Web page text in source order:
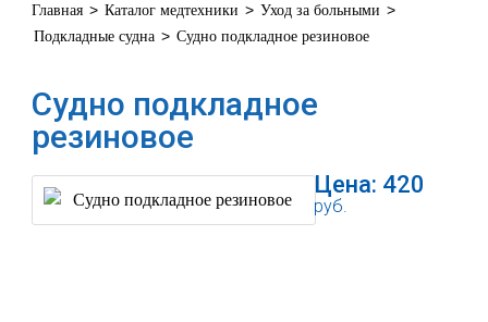
Главная > Каталог медтехники > Уход за больными >
Подкладные судна > Судно подкладное резиновое
Судно подкладное
резиновое
Цена: 420
руб.